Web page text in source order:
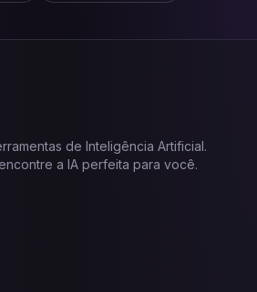
de Inteligência Artificial.
a IA perfeita para você.